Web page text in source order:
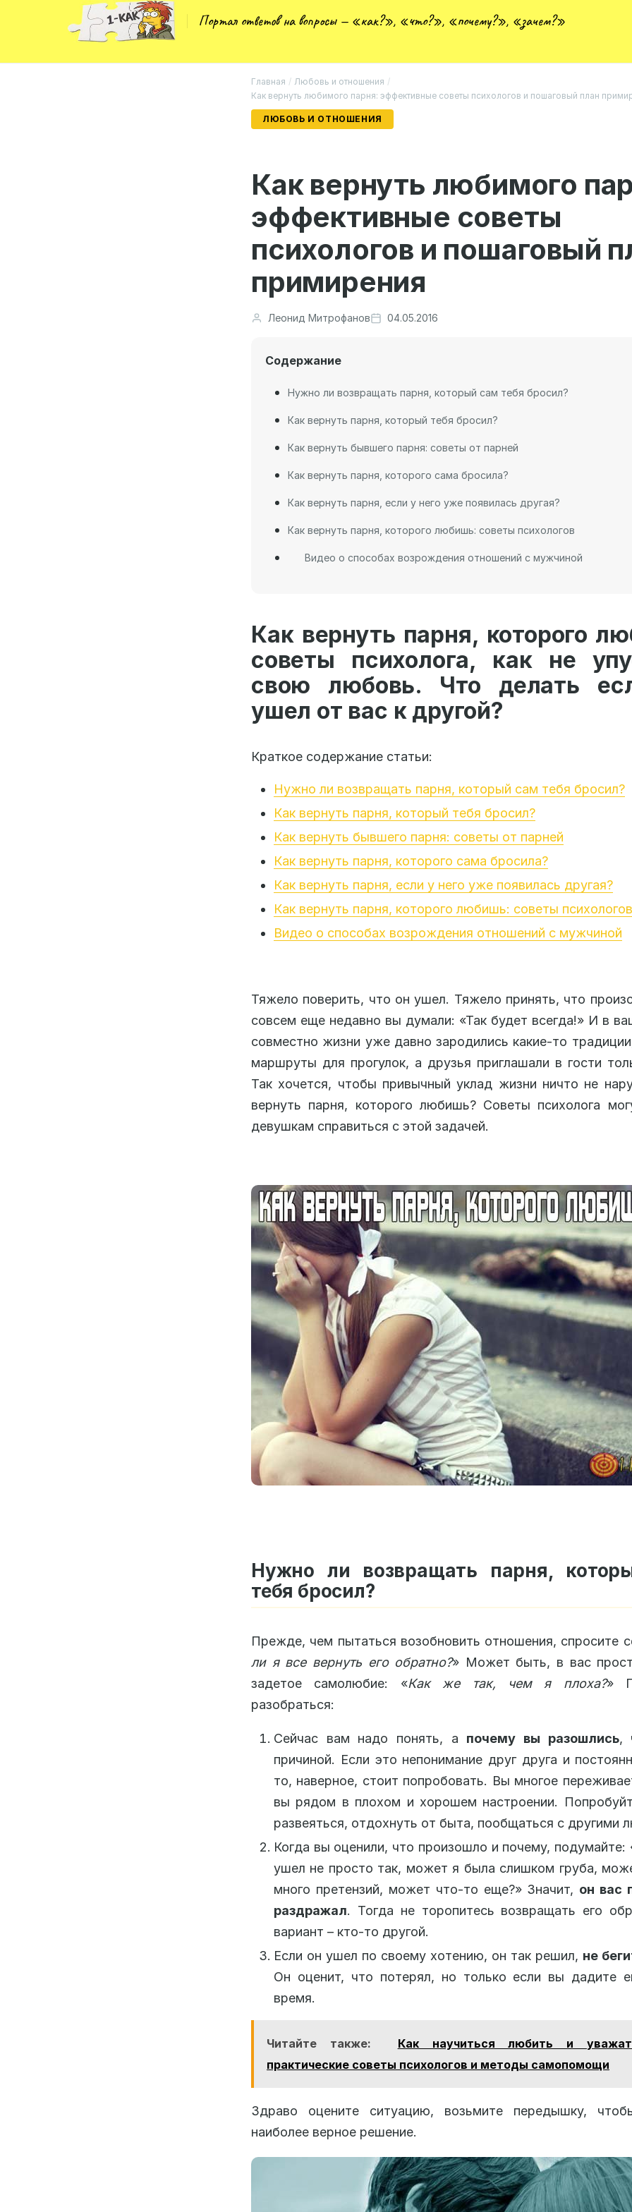
Портал ответов на вопросы — «как?», «что?», «почему?», «зачем?»
Главная / Любовь и отношения /
Как вернуть любимого парня: эффективные советы психологов и пошаговый план
ЛЮБОВЬ И ОТНОШЕНИЯ
Как вернуть любимого
эффективные советы
психологов и пошаговый
примирения
Леонид Митрофанов 04.05.2016
Содержание
Нужно ли возвращать парня, который сам тебя бросил?
Как вернуть парня, который тебя бросил?
Как вернуть бывшего парня: советы от парней
Как вернуть парня, которого сама бросила?
Как вернуть парня, если у него уже появилась другая?
Как вернуть парня, которого любишь: советы психологов
Видео о способах возрождения отношений с мужчиной
Как вернуть парня, которого
советы психолога, как не
свою любовь. Что делать
ушел от вас к другой?
Краткое содержание статьи:
Нужно ли возвращать парня, который сам тебя бросил?
Как вернуть парня, который тебя бросил?
Как вернуть бывшего парня: советы от парней
Как вернуть парня, которого сама бросила?
Как вернуть парня, если у него уже появилась другая?
Как вернуть парня, которого любишь: советы психологов
Видео о способах возрождения отношений с мужчиной
Тяжело поверить, что он ушел. Тяжело принять, что
совсем еще недавно вы думали: «Так будет всегда!» И в
совместно жизни уже давно зародились какие-то
маршруты для прогулок, а друзья приглашали в гости
Так хочется, чтобы привычный уклад жизни ничто не
вернуть парня, которого любишь? Советы психолога
девушкам справиться с этой задачей.
Нужно ли возвращать парня,
тебя бросил?
Прежде, чем пытаться возобновить отношения, спросите
ли я все вернуть его обратно?» Может быть, в вас
задетое самолюбие: «Как же так, чем я плоха?»
разобраться:
Сейчас вам надо понять, а почему вы разошлись,
причиной. Если это непонимание друг друга и
то, наверное, стоит попробовать. Вы многое
вы рядом в плохом и хорошем настроении.
развеяться, отдохнуть от быта, пообщаться с другими
Когда вы оценили, что произошло и почему, подумайте:
ушел не просто так, может я была слишком груба,
много претензий, может что-то еще?» Значит, он вас
раздражал. Тогда не торопитесь возвращать его
вариант – кто-то другой.
Если он ушел по своему хотению, он так решил, не
Он оценит, что потерял, но только если вы дадите
время.
Читайте также:
Как научиться любить и
практические советы психологов и методы самопомощи
Здраво оцените ситуацию, возьмите передышку,
наиболее верное решение.